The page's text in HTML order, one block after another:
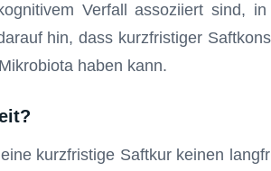
Verfall assoziiert sind,
hin, dass kurzfristiger
haben kann.
kurzfristige Saftkur keinen